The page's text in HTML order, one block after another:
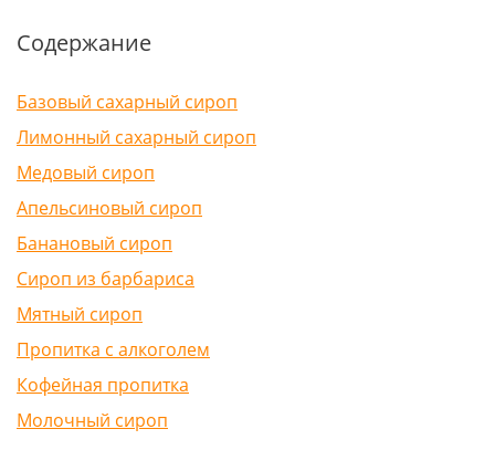
Содержание
Базовый сахарный сироп
Лимонный сахарный сироп
Медовый сироп
Апельсиновый сироп
Банановый сироп
Сироп из барбариса
Мятный сироп
Пропитка с алкоголем
Кофейная пропитка
Молочный сироп